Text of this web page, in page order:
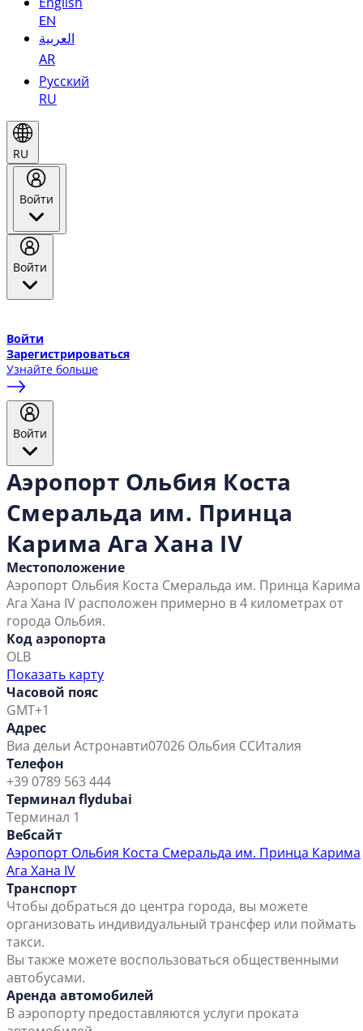
EN
العربية
AR
Русский
RU
RU
Войти
Войти
Войти
Зарегистрироваться
Узнайте больше
Войти
Аэропорт Ольбия Коста
Смеральда им. Принца
Карима Ага Хана IV
Местоположение
Аэропорт Ольбия Коста Смеральда им. Принца Карима
Ага Хана IV расположен примерно в 4 километрах от
города Ольбия.
Код аэропорта
OLB
Показать карту
Часовой пояс
GMT+1
Адрес
Виа дельи Астронавти07026 Ольбия ССИталия
Телефон
+39 0789 563 444
Терминал flydubai
Терминал 1
Вебсайт
Аэропорт Ольбия Коста Смеральда им. Принца Карима
Ага Хана IV
Транспорт
Чтобы добраться до центра города, вы можете
организовать индивидуальный трансфер или поймать
такси.
Вы также можете воспользоваться общественными
автобусами.
Аренда автомобилей
В аэропорту предоставляются услуги проката